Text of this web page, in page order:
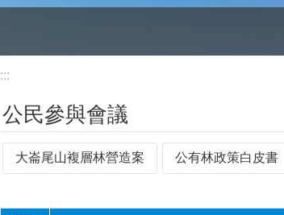
:::
公民參與會議
大崙尾山複層林營造案 公有林政策白皮書